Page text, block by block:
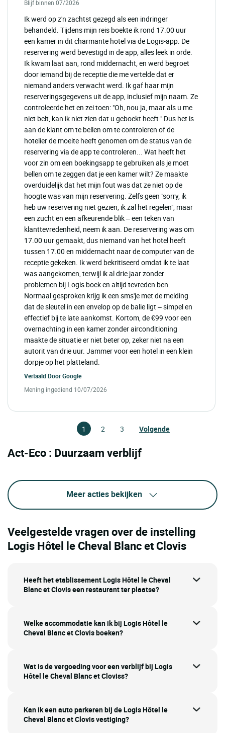
Blijf binnen 07/2026
Ik werd op z'n zachtst gezegd als een indringer
behandeld. Tijdens mijn reis boekte ik rond 17.00 uur
een kamer in dit charmante hotel via de Logis-app. De
reservering werd bevestigd in de app, alles leek in orde.
Ik kwam laat aan, rond middernacht, en werd begroet
door iemand bij de receptie die me vertelde dat er
niemand anders verwacht werd. Ik gaf haar mijn
reserveringsgegevens uit de app, inclusief mijn naam. Ze
controleerde het en zei toen: "Oh, nou ja, maar als u me
niet belt, kan ik niet zien dat u geboekt heeft." Dus het is
aan de klant om te bellen om te controleren of de
hotelier de moeite heeft genomen om de status van de
reservering via de app te controleren... Wat heeft het
voor zin om een boekingsapp te gebruiken als je moet
bellen om te zeggen dat je een kamer wilt? Ze maakte
overduidelijk dat het mijn fout was dat ze niet op de
hoogte was van mijn reservering. Zelfs geen "sorry, ik
heb uw reservering niet gezien, ik zal het regelen", maar
een zucht en een afkeurende blik – een teken van
klanttevredenheid, neem ik aan. De reservering was om
17.00 uur gemaakt, dus niemand van het hotel heeft
tussen 17.00 en middernacht naar de computer van de
receptie gekeken. Ik werd bekritiseerd omdat ik te laat
was aangekomen, terwijl ik al drie jaar zonder
problemen bij Logis boek en altijd tevreden ben.
Normaal gesproken krijg ik een sms'je met de melding
dat de sleutel in een envelop op de balie ligt – simpel en
effectief bij te late aankomst. Kortom, de €99 voor een
overnachting in een kamer zonder airconditioning
maakte de situatie er niet beter op, zeker niet na een
autorit van drie uur. Jammer voor een hotel in een klein
dorpje op het platteland.
Vertaald DoorGoogle
Mening ingediend 10/07/2026
1 2 3 Volgende
Act-Eco : Duurzaam verblijf
Meer acties bekijken
Veelgestelde vragen over de instelling
Logis Hôtel le Cheval Blanc et Clovis
Heeft het etablissement Logis Hôtel le Cheval
Blanc et Clovis een restaurant ter plaatse?
Welke accommodatie kan ik bij Logis Hôtel le
Cheval Blanc et Clovis boeken?
Wat is de vergoeding voor een verblijf bij Logis
Hôtel le Cheval Blanc et Cloviss?
Kan ik een auto parkeren bij de Logis Hôtel le
Cheval Blanc et Clovis vestiging?